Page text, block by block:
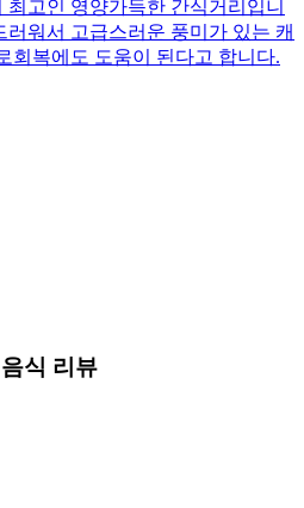
고인 영양가득한 간식거리입니
워서 고급스러운 풍미가 있는 캐
회복에도 도움이 된다고 합니다.
음식 리뷰